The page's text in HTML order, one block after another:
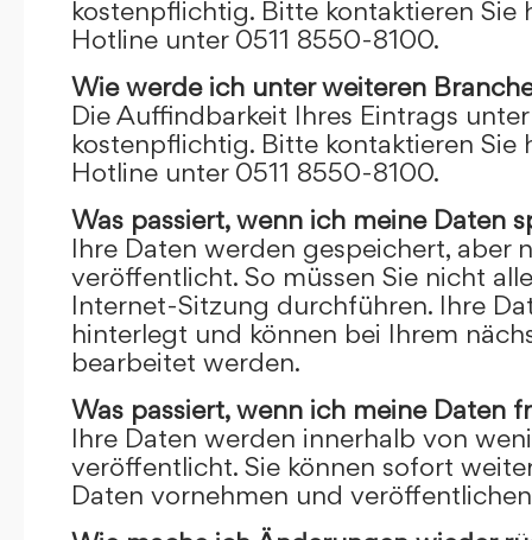
kostenpflichtig. Bitte kontaktieren Sie
Hotline unter 0511 8550-8100.
Wie werde ich unter weiteren
Die Auffindbarkeit Ihres Eintrags
kostenpflichtig. Bitte kontaktieren Sie
Hotline unter 0511 8550-8100.
Was passiert, wenn ich meine Daten
Ihre Daten werden gespeichert, aber
veröffentlicht. So müssen Sie nicht
Internet-Sitzung durchführen. Ihre
hinterlegt und können bei Ihrem
bearbeitet werden.
Was passiert, wenn ich meine Daten
Ihre Daten werden innerhalb von
veröffentlicht. Sie können sofort
Daten vornehmen und